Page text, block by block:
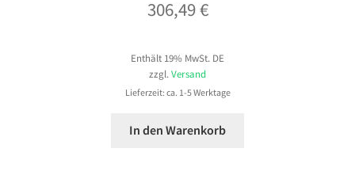
306,49€
Enthält 19% MwSt. DE
zzgl. Versand
Lieferzeit: ca. 1-5 Werktage
In den Warenkorb